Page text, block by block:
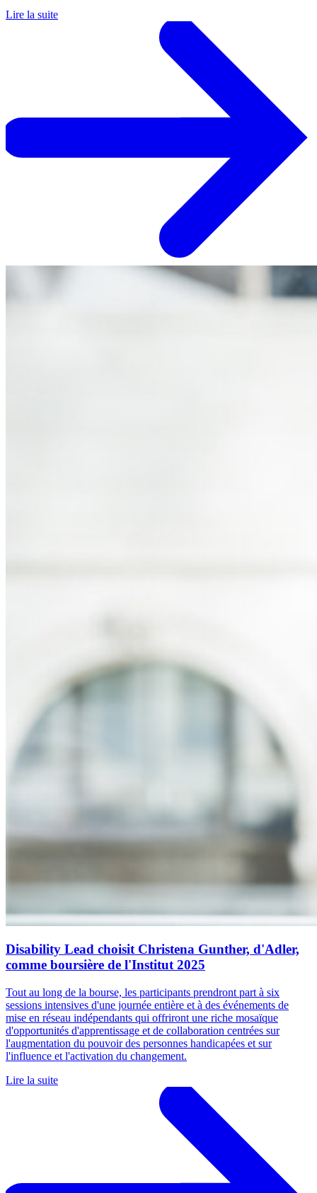
Lire la suite
Disability Lead choisit Christena Gunther, d'Adler,
comme boursière de l'Institut 2025
Tout au long de la bourse, les participants prendront part à six
sessions intensives d'une journée entière et à des événements de
mise en réseau indépendants qui offriront une riche mosaïque
d'opportunités d'apprentissage et de collaboration centrées sur
l'augmentation du pouvoir des personnes handicapées et sur
l'influence et l'activation du changement.
Lire la suite